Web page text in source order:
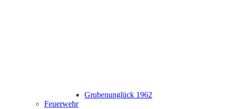
Grubenunglück 1962
Feuerwehr